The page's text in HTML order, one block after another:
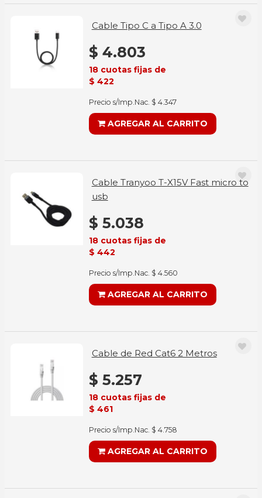
Cable Tipo C a Tipo A 3.0
$ 4.803
18 cuotas fijas de
$ 422
Precio s/Imp.Nac. $ 4.347
AGREGAR AL CARRITO
Cable Tranyoo T-X15V Fast micro to
usb
$ 5.038
18 cuotas fijas de
$ 442
Precio s/Imp.Nac. $ 4.560
AGREGAR AL CARRITO
Cable de Red Cat6 2 Metros
$ 5.257
18 cuotas fijas de
$ 461
Precio s/Imp.Nac. $ 4.758
AGREGAR AL CARRITO